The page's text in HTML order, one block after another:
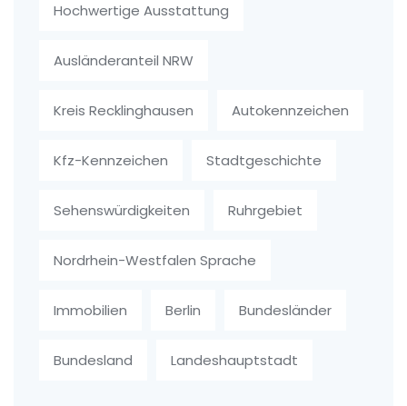
Hochwertige Ausstattung
Ausländeranteil NRW
Kreis Recklinghausen Autokennzeichen
Kfz-Kennzeichen Stadtgeschichte
Sehenswürdigkeiten Ruhrgebiet
Nordrhein-Westfalen Sprache
Immobilien Berlin Bundesländer
Bundesland Landeshauptstadt